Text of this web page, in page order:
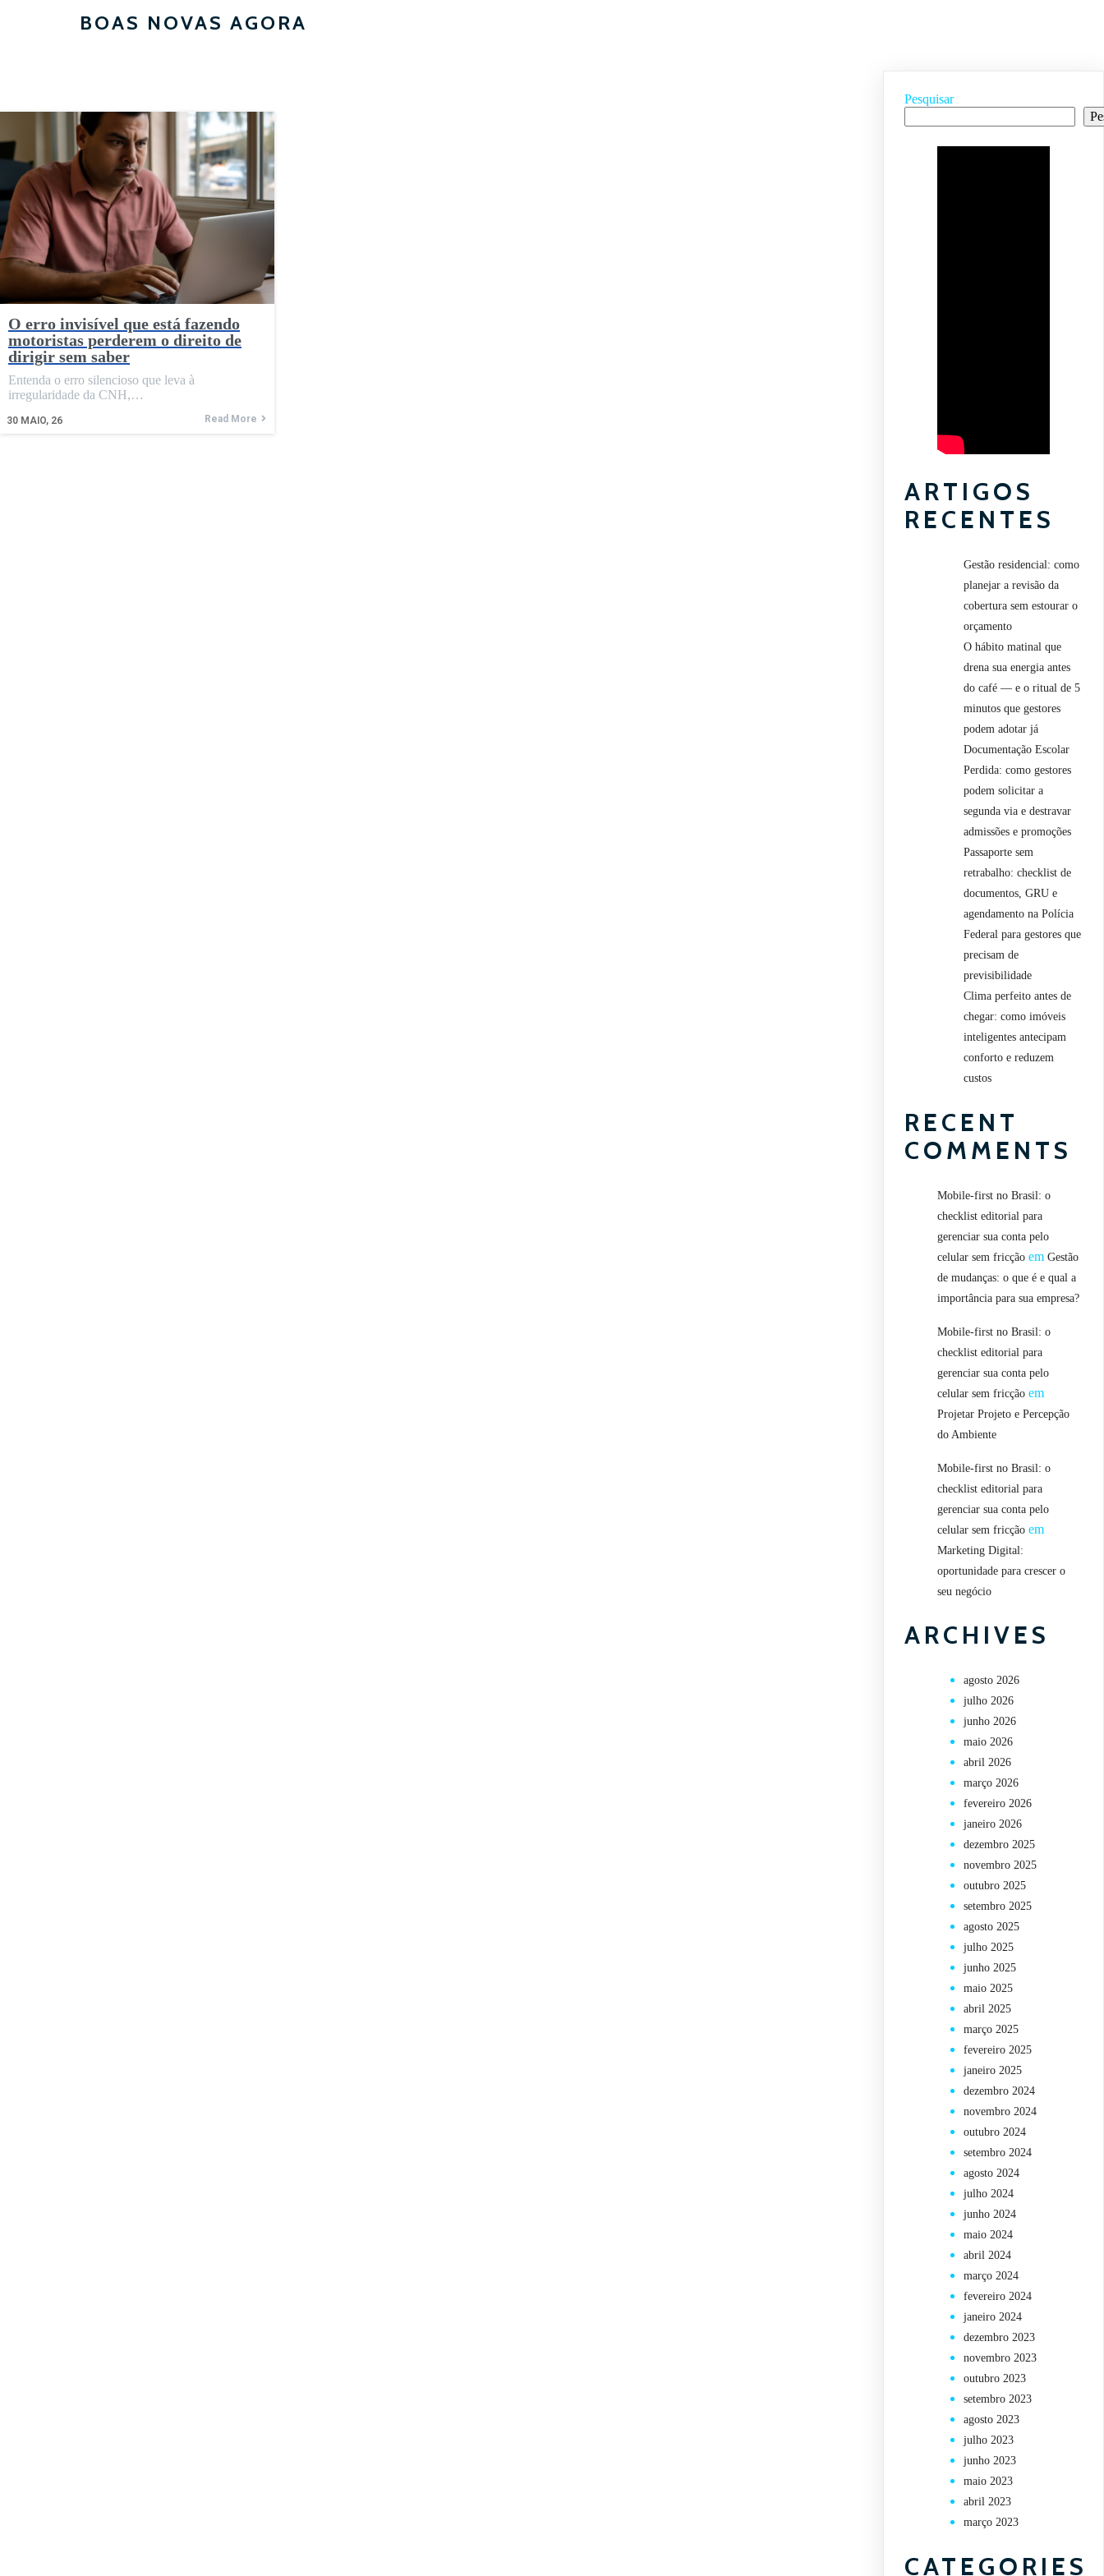
BOAS NOVAS AGORA
O erro invisível que está fazendo
motoristas perderem o direito de
dirigir sem saber
30 MAIO, 26
Entenda o erro silencioso que leva à
irregularidade da CNH,…
Read More
Pesquisar
ARTIGOS
RECENTES
Gestão residencial: como
planejar a revisão da
cobertura sem estourar o
orçamento
O hábito matinal que
drena sua energia antes
do café — e o ritual de 5
minutos que gestores
podem adotar já
Documentação Escolar
Perdida: como gestores
podem solicitar a
segunda via e destravar
admissões e promoções
Passaporte sem
retrabalho: checklist de
documentos, GRU e
agendamento na Polícia
Federal para gestores que
precisam de
previsibilidade
Clima perfeito antes de
chegar: como imóveis
inteligentes antecipam
conforto e reduzem
custos
RECENT
COMMENTS
Mobile-first no Brasil: o
checklist editorial para
gerenciar sua conta pelo
celular sem fricção emGestão
de mudanças: o que é e qual a
importância para sua empresa?
Mobile-first no Brasil: o
checklist editorial para
gerenciar sua conta pelo
celular sem fricção em
Projetar Projeto e Percepção
do Ambiente
Mobile-first no Brasil: o
checklist editorial para
gerenciar sua conta pelo
celular sem fricção em
Marketing Digital:
oportunidade para crescer o
seu negócio
ARCHIVES
agosto 2026
julho 2026
junho 2026
maio 2026
abril 2026
março 2026
fevereiro 2026
janeiro 2026
dezembro 2025
novembro 2025
outubro 2025
setembro 2025
agosto 2025
julho 2025
junho 2025
maio 2025
abril 2025
março 2025
fevereiro 2025
janeiro 2025
dezembro 2024
novembro 2024
outubro 2024
setembro 2024
agosto 2024
julho 2024
junho 2024
maio 2024
abril 2024
março 2024
fevereiro 2024
janeiro 2024
dezembro 2023
novembro 2023
outubro 2023
setembro 2023
agosto 2023
julho 2023
junho 2023
maio 2023
abril 2023
março 2023
CATEGORIES